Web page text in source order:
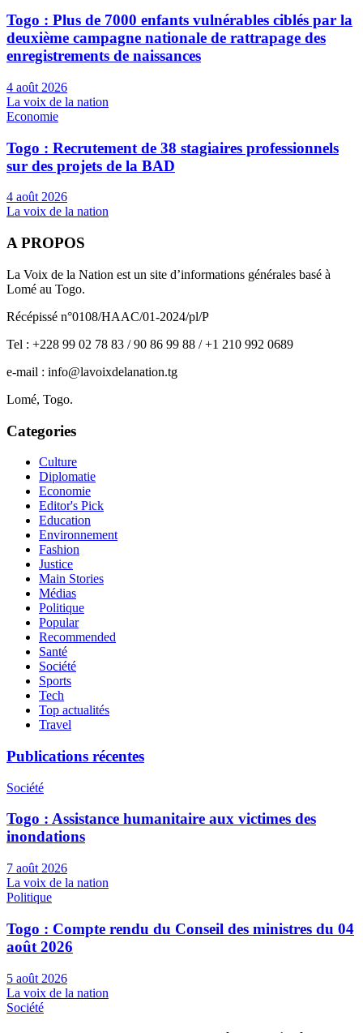
Togo : Plus de 7000 enfants vulnérables ciblés par la
deuxième campagne nationale de rattrapage des
enregistrements de naissances
4 août 2026
La voix de la nation
Economie
Togo : Recrutement de 38 stagiaires professionnels
sur des projets de la BAD
4 août 2026
La voix de la nation
A PROPOS
La Voix de la Nation est un site d’informations générales basé à
Lomé au Togo.
Récépissé n°0108/HAAC/01-2024/pl/P
Tel : +228 99 02 78 83 / 90 86 99 88 / +1 210 992 0689
e-mail : info@lavoixdelanation.tg
Lomé, Togo.
Categories
Culture
Diplomatie
Economie
Editor's Pick
Education
Environnement
Fashion
Justice
Main Stories
Médias
Politique
Popular
Recommended
Santé
Société
Sports
Tech
Top actualités
Travel
Publications récentes
Société
Togo : Assistance humanitaire aux victimes des
inondations
7 août 2026
La voix de la nation
Politique
Togo : Compte rendu du Conseil des ministres du 04
août 2026
5 août 2026
La voix de la nation
Société